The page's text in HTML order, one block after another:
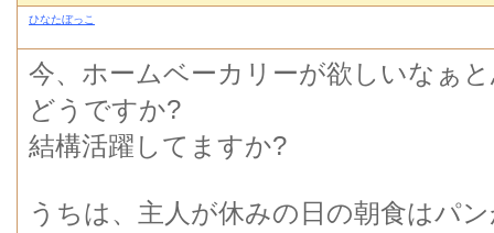
ひなたぼっこ
今、ホームベーカリーが欲しいなぁ
どうですか?
結構活躍してますか?
うちは、主人が休みの日の朝食はパ